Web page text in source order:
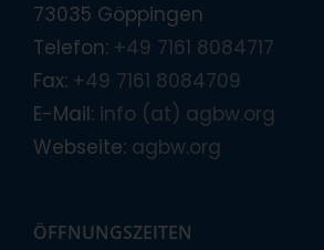
73035 Göppingen
Telefon: +49 7161 8084717
Fax: +49 7161 8084709
E-Mail: info (at) agbw.org
Webseite: agbw.org
ÖFFNUNGSZEITEN